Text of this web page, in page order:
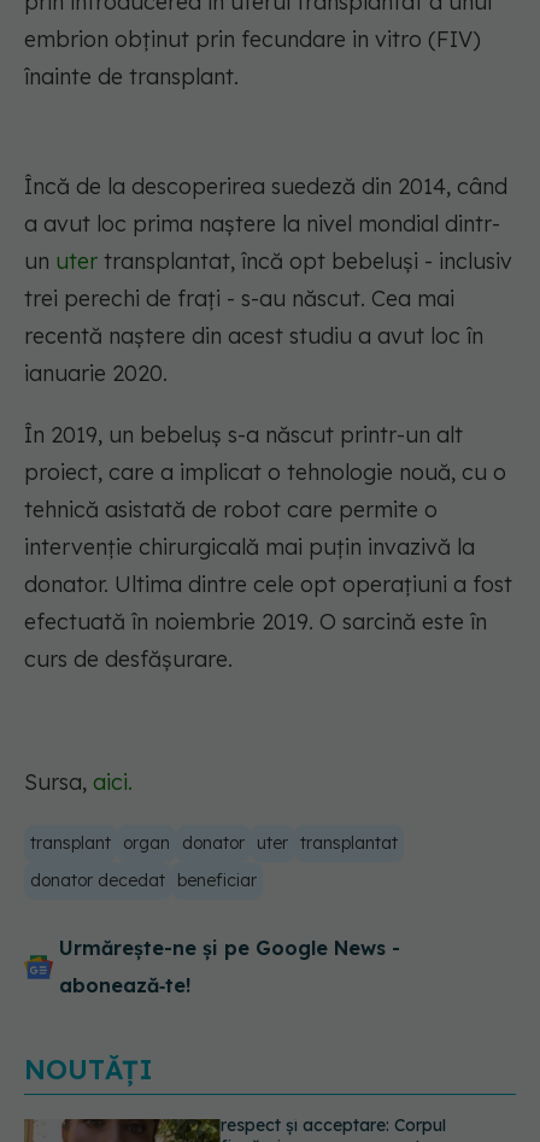
embrion obținut prin fecundare in vitro (FIV)
înainte de transplant.
Încă de la descoperirea suedeză din 2014, când
a avut loc prima naștere la nivel mondial dintr-
un uter transplantat, încă opt bebeluși - inclusiv
trei perechi de frați - s-au născut. Cea mai
recentă naștere din acest studiu a avut loc în
ianuarie 2020.
În 2019, un bebeluș s-a născut printr-un alt
proiect, care a implicat o tehnologie nouă, cu o
tehnică asistată de robot care permite o
intervenție chirurgicală mai puțin invazivă la
donator. Ultima dintre cele opt operațiuni a fost
efectuată în noiembrie 2019. O sarcină este în
curs de desfășurare.
Sursa, aici.
transplant organ donator uter transplantat
donator decedat
beneficiar
Urmărește-ne și pe Google News -
abonează‑te!
NOUTĂȚI